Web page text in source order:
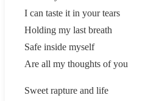
I can taste it in your tears
Holding my last breath
Safe inside myself
Are all my thoughts of you
Sweet rapture and life